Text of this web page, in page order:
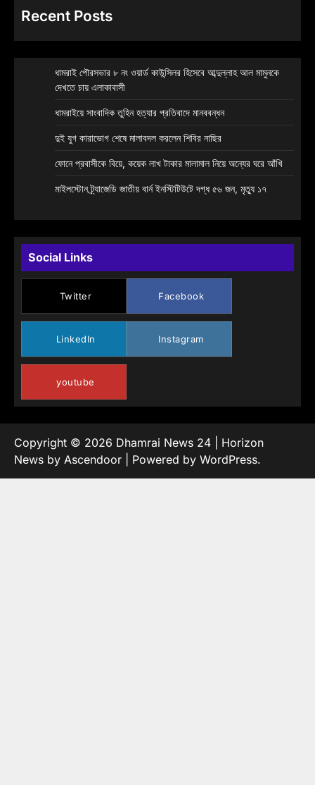
Recent Posts
ধামরাই পৌরসভার ৮ নং ওয়ার্ড কাউন্সিলর হিসেবে আব্দুল্লাহ আল মামুনকে
দেখতে চায় এলাকাবাসী
ধামরাইয়ে সাংবাদিক তুহিন হত্যার প্রতিবাদে মানববন্ধন
দুই যুগ কারাভোগ শেষে মালাবদল করলেন শিবির নাছির
ফোনে প্রবাসীকে বিয়ে, কয়েক লাখ টাকার মালামাল নিয়ে অন্যের ঘরে আঁখি
মাইলস্টোন ট্র্যাজেডি জাতীয় বার্ন ইনস্টিটিউটে দগ্ধ ৫৬ জন, মৃত্যু ১৭
Social Links
Twitter Facebook
LinkedIn Instagram
youtube
Copyright © 2026 Dhamrai News 24 | Horizon
News by Ascendoor | Powered by WordPress.